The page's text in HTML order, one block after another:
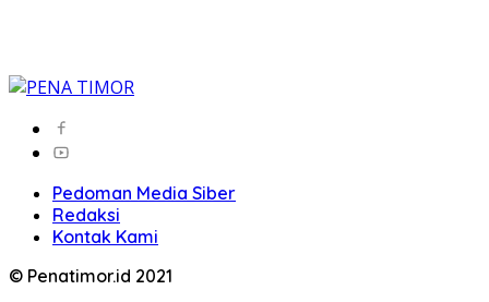
Pedoman Media Siber
Redaksi
Kontak Kami
© Penatimor.id 2021